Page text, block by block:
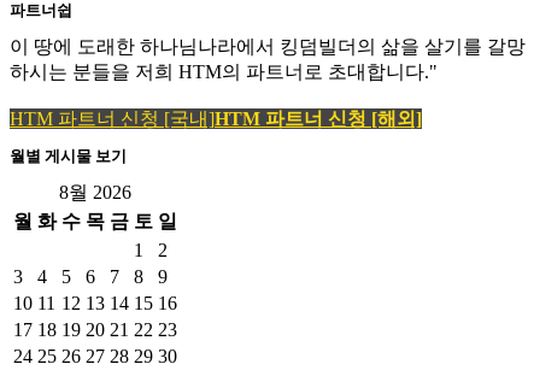
파트너쉽
이 땅에 도래한 하나님나라에서 킹덤빌더의 삶을 살기를 갈망
하시는 분들을 저희 HTM의 파트너로 초대합니다."
HTM 파트너 신청 [국내]HTM 파트너 신청 [해외]
월별 게시물 보기
8월 2026
월 화 수 목 금 토 일
1
2
3
4 5 6 7 8
9
10 11 12 13 14 15 16
17 18 19 20 21 22 23
24 25 26 27 28 29 30